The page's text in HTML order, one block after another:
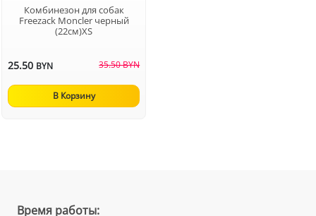
Комбинезон для собак
Freezack Moncler черный
(22см)XS
25.50 BYN 35.50 BYN
В Корзину
Время работы: